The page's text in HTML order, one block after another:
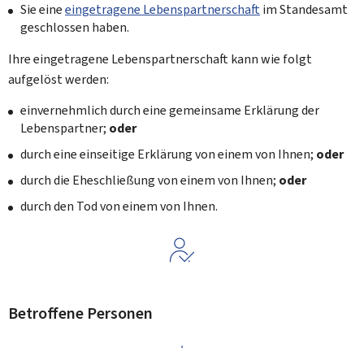
Sie eineeingetragene Lebenspartnerschaft im Standesamt
geschlossen haben.
Ihre eingetragene Lebenspartnerschaft kann wie folgt
aufgelöst werden:
einvernehmlich durch eine gemeinsame Erklärung der
Lebenspartner; oder
durch eine einseitige Erklärung von einem von Ihnen; oder
durch die Eheschließung von einem von Ihnen; oder
durch den Tod von einem von Ihnen.
Betroffene Personen